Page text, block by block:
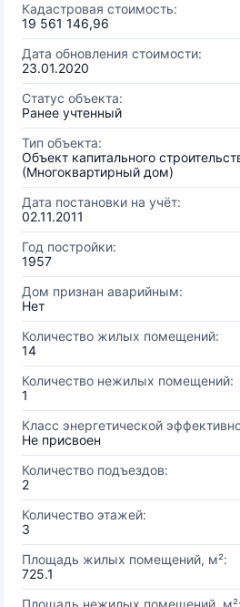
Кадастровая стоимость:
19 561 146,96
Дата обновления стоимости:
23.01.2020
Статус объекта:
Ранее учтенный
Тип объекта:
Объект капитального
(Многоквартирный дом)
Дата постановки на учёт:
02.11.2011
Год постройки:
1957
Дом признан аварийным:
Нет
Количество жилых помещений:
14
Количество нежилых помещений:
1
Класс энергетической
Не присвоен
Количество подъездов:
2
Количество этажей:
3
Площадь жилых помещений, м²:
725.1
Площадь нежилых помещений, м²: